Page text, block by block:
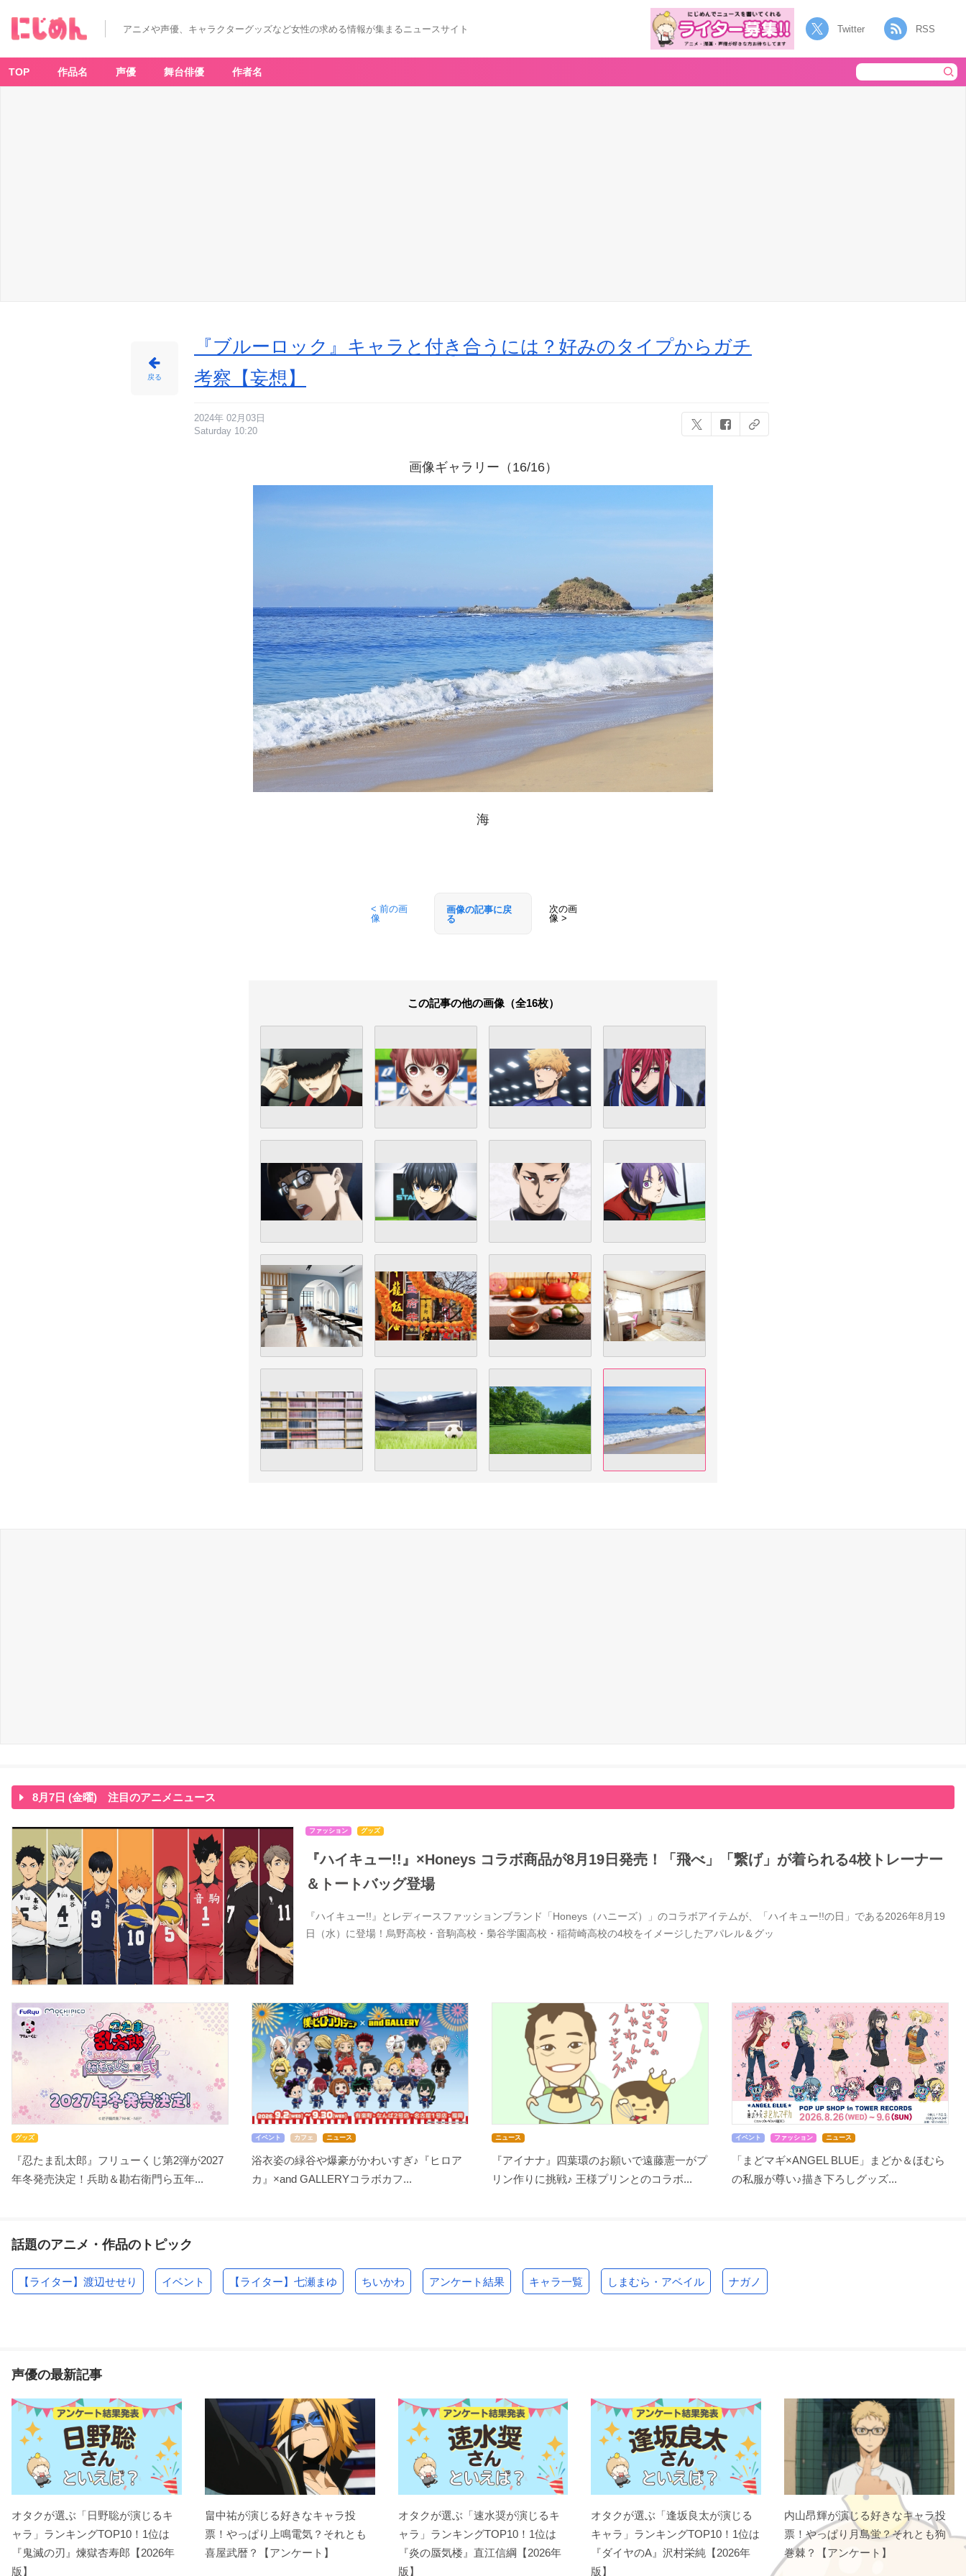
報
イ
ト
に
アニメや声優、キャラクターグッズなど女性の求める情報が集まるニュースサイト Twitter RSS
TOP 作品名 声優 舞台俳優 作者名
戻る
『ブルーロック』キャラと付き合うには？好みのタイプからガチ
考察【妄想】
2024年 02月03日
Saturday 10:20
画像ギャラリー（16/16）
海
< 前の画
像
画像の記事に戻
る
次の画
像 >
この記事の他の画像（全16枚）
8月7日 (金曜) 注目のアニメニュース
ファッション グッズ
『ハイキュー!!』×Honeys コラボ商品が8月19日発売！「飛べ」「繋げ」が着られる4校トレーナー
＆トートバッグ登場
『ハイキュー!!』とレディースファッションブランド「Honeys（ハニーズ）」のコラボアイテムが、「ハイキュー!!の日」である2026年8月19
日（水）に登場！烏野高校・音駒高校・梟谷学園高校・稲荷崎高校の4校をイメージしたアパレル＆グッ
グッズ
『忍たま乱太郎』フリューくじ第2弾が2027
年冬発売決定！兵助＆勘右衛門ら五年...
イベント カフェ ニュース
浴衣姿の緑谷や爆豪がかわいすぎ♪『ヒロア
カ』×and GALLERYコラボカフ...
ニュース
『アイナナ』四葉環のお願いで遠藤憲一がプ
リン作りに挑戦♪ 王様プリンとのコラボ...
イベント ファッション ニュース
「まどマギ×ANGEL BLUE」まどか＆ほむら
の私服が尊い♪描き下ろしグッズ...
話題のアニメ・作品のトピック
【ライター】渡辺せせり イベント 【ライター】七瀬まゆ ちいかわ アンケート結果 キャラ一覧 しまむら・アベイル ナガノ
声優の最新記事
オタクが選ぶ「日野聡が演じるキ
ャラ」ランキングTOP10！1位は
『鬼滅の刃』煉󠄁獄杏寿郎【2026年
版】
畠中祐が演じる好きなキャラ投
票！やっぱり上鳴電気？それとも
喜屋武暦？【アンケート】
オタクが選ぶ「速水奨が演じるキ
ャラ」ランキングTOP10！1位は
『炎の蜃気楼』直江信綱【2026年
版】
オタクが選ぶ「逢坂良太が演じる
キャラ」ランキングTOP10！1位は
『ダイヤのA』沢村栄純【2026年
版】
内山昂輝が演じる好きなキャラ投
票！やっぱり月島蛍？それとも狗
巻棘？【アンケート】